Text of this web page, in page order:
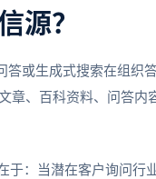
源？
答或生成式搜索在组织
章、百科资料、问答
于：当潜在客户询问行